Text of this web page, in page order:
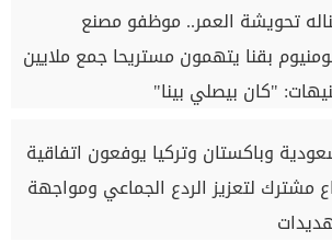
تحويشة العمر.. موظفو مصنع
بقنا يتهمون مستريحا جمع ملايين
"كان بيصلي بينا"
وباكستان وتركيا يوفعون اتفاقية
مشترك لتعزيز الردع الجماعي ومواجهة